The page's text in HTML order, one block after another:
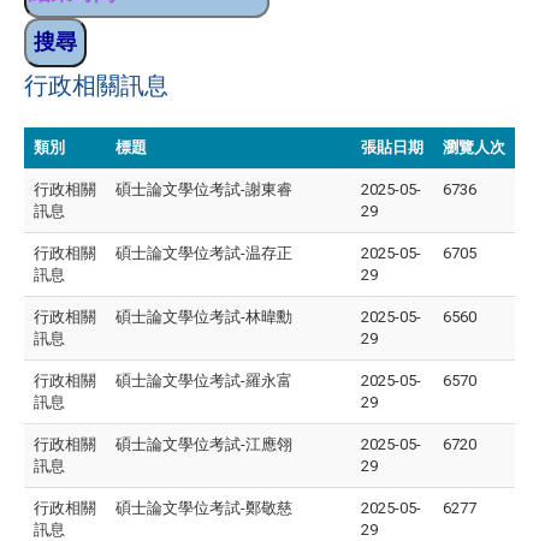
行政相關訊息
類別 標題 張貼日期 瀏覽人次
行政相關
訊息
碩士論文學位考試-謝東睿
2025-05-
29
6736
行政相關
訊息
碩士論文學位考試-温存正
2025-05-
29
6705
行政相關
訊息
碩士論文學位考試-林暐勳
2025-05-
29
6560
行政相關
訊息
碩士論文學位考試-羅永富
2025-05-
29
6570
行政相關
訊息
碩士論文學位考試-江應翎
2025-05-
29
6720
行政相關
訊息
碩士論文學位考試-鄭敬慈
2025-05-
29
6277